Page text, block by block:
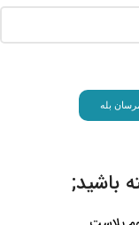
بله
باشید;